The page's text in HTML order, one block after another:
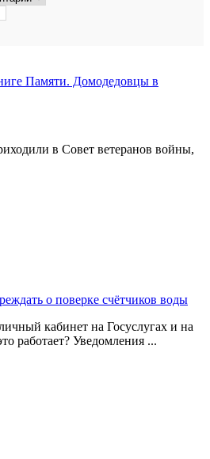
Памяти. Домодедовцы в
в Совет ветеранов войны,
о поверке счётчиков воды
кабинет на Госуслугах и на
работает? Уведомления ...